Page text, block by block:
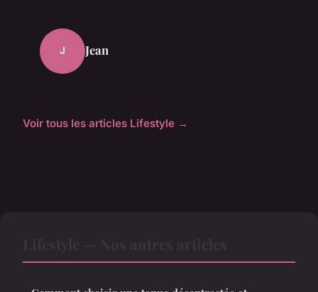
J Jean
Voir tous les articles Lifestyle →